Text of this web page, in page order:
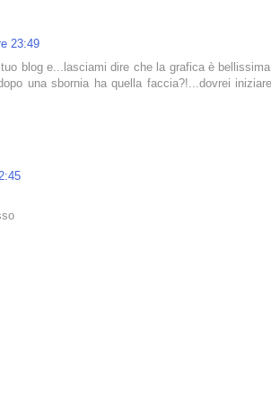
23:49
blog e...lasciami dire che la grafica è
una sbornia ha quella faccia?!...dovrei